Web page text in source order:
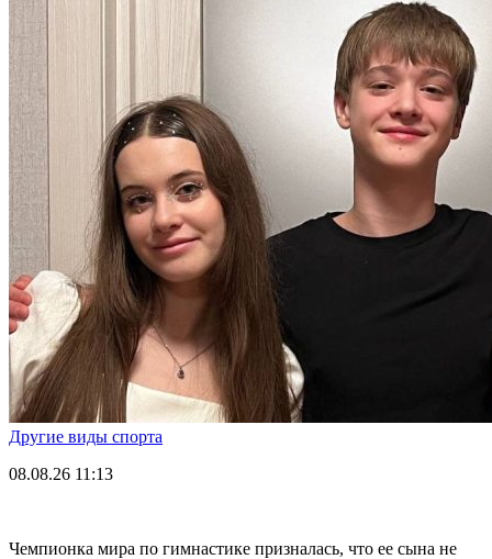
Другие виды спорта
08.08.26 11:13
Чемпионка мира по гимнастике призналась, что ее сына не